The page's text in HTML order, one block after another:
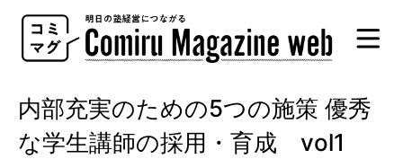
Comiru
Magazine
内部充実のための5つの施策 優秀
な学生講師の採用・育成 vol1